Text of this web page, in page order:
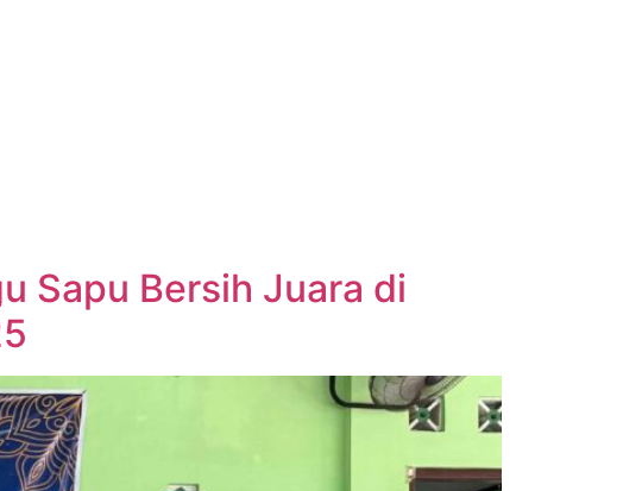
Sapu Bersih Juara di